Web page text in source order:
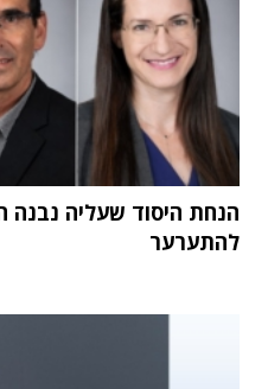
הנחת היסוד שעליה נבנה
להתערער